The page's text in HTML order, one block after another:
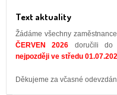
Text aktuality
Žádáme všechny
ČERVEN 2026 doručili do
nejpozději ve středu
Děkujeme za včasné